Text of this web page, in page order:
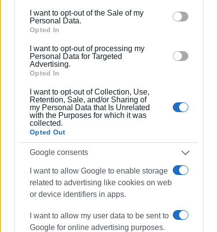
behaviour. You may click to grant or deny consent to
Google and its third-party tags to use your data for
section.
I want to opt-out of the Sale of my
Personal Data.
Opted In
I want to opt-out of processing my
Personal Data for Targeted
Advertising.
Opted In
I want to opt-out of Collection, Use,
Retention, Sale, and/or Sharing of
my Personal Data that Is Unrelated
with the Purposes for which it was
collected.
Opted Out
Google consents
I want to allow Google to enable storage
related to advertising like cookies on web
or device identifiers in apps.
I want to allow my user data to be sent to
Google for online advertising purposes.
Ο Βασίλης Πανταζόπουλος είναι απόφοιτος του
τμήματος Μεσογειακών Σπουδών του
στις Διεθνείς Σχέσεις. Επιπλέον, είναι κάτοχος
Μεταπτυχιακού Τίτλου από το Πανεπιστήμιο του
Readingστις Στρατηγικές Σπουδές.
Ακολουθήστε το enimerosi στοFacebook
Συνδρομητές στο e-paper